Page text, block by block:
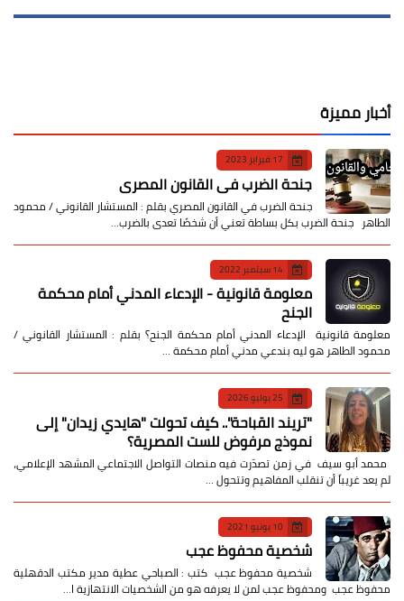
أخبار مميزة
17 فبراير 2023
جنحة الضرب في القانون المصري
جنحة الضرب في القانون المصري بقلم : المستشار القانوني / محمود
الطاهر جنحة الضرب بكل بساطة تعني أن شخصًا تعدى بالضرب…
14 سبتمبر 2022
معلومة قانونية - الإدعاء المدني أمام محكمة
الجنح
معلومة قانونية الإدعاء المدني أمام محكمة الجنح؟ بقلم : المستشار القانوني /
محمود الطاهر هو ليه بندعي مدني أمام محكمة …
25 يوليو 2026
​"تريند القباحة".. كيف تحولت "هايدي زيدان" إلى
نموذج مرفوض للست المصرية؟
​ محمد أبو سيف ​في زمن تصدّرت فيه منصات التواصل الاجتماعي المشهد الإعلامي،
لم يعد غريباً أن تنقلب المفاهيم وتتحول …
10 يونيو 2021
شخصية محفوظ عجب
شخصية محفوظ عجب كتب : الصباحي عطية مدير مكتب الدقهلية
محفوظ عجب ومحفوظ عجب لمن لا يعرفه هو من الشخصيات الانتهازية ا…